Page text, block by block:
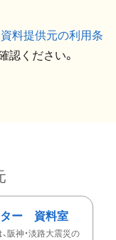
資料提供元の利用条
認ください。
ター 資料室
阪神・淡路大震災の